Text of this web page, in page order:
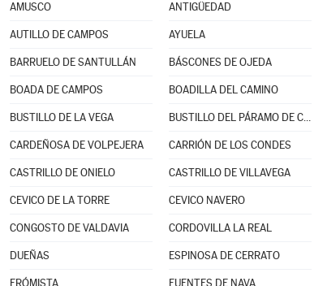
AMUSCO ANTIGÜEDAD
AUTILLO DE CAMPOS AYUELA
BARRUELO DE SANTULLÁN BÁSCONES DE OJEDA
BOADA DE CAMPOS BOADILLA DEL CAMINO
BUSTILLO DE LA VEGA BUSTILLO DEL PÁRAMO DE CARRIÓN
CARDEÑOSA DE VOLPEJERA CARRIÓN DE LOS CONDES
CASTRILLO DE ONIELO CASTRILLO DE VILLAVEGA
CEVICO DE LA TORRE CEVICO NAVERO
CONGOSTO DE VALDAVIA CORDOVILLA LA REAL
DUEÑAS ESPINOSA DE CERRATO
FRÓMISTA FUENTES DE NAVA